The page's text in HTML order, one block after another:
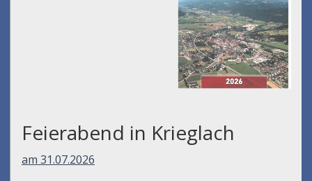
Feierabend in Krieglach
am 31.07.2026